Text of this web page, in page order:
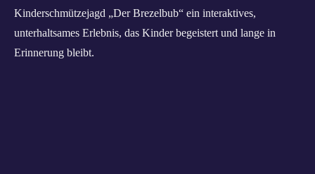
Kinderschmützejagd „Der Brezelbub“ ein interaktives,
unterhaltsames Erlebnis, das Kinder begeistert und lange in
Erinnerung bleibt.